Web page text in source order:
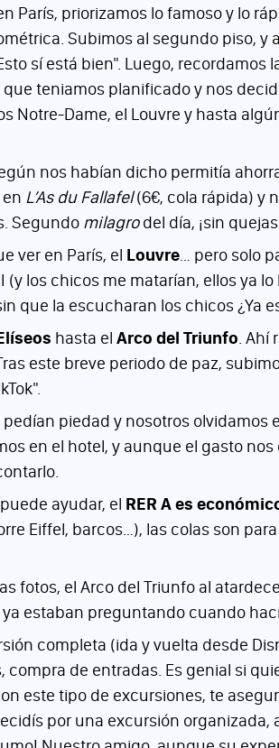
París, priorizamos lo famoso y lo
Subimos al segundo piso,
sí está bien". Luego, recordamos
teniamos planificado y nos
Notre-Dame, el Louvre y hasta
nos habían dicho permitía
L’As du Fallafel(6€, cola rápida) y
Segundo milagrodel día, ¡sin
ver en París, el Louvre … pero solo
los chicos me matarían, ellos ya
que la escucharan los chicos ¿Ya
hasta el Arco del Triunfo .
este breve periodo de paz,
piedad y nosotros
en el hotel, y aunque el gasto
ayudar, el RER A es
Eiffel, barcos…), las colas son
fotos, el Arco del Triunfo al
estaban preguntando cuando
completa (ida y vuelta desde
de entradas. Es genial si
este tipo de excursiones, te
por una excursión